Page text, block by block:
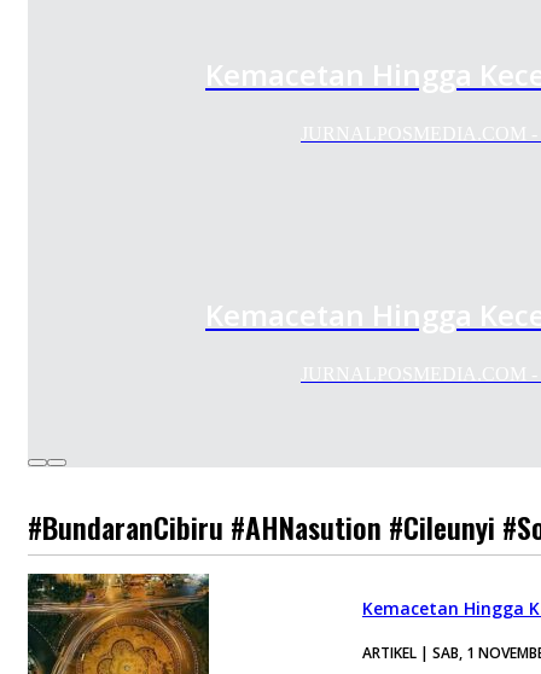
Kemacetan Hingga
JURNALPOSMEDIA.COM -
Kemacetan Hingga
JURNALPOSMEDIA.COM -
#BundaranCibiru #AHNasution #Cileunyi
Kemacetan Hingga
ARTIKEL | SAB, 1